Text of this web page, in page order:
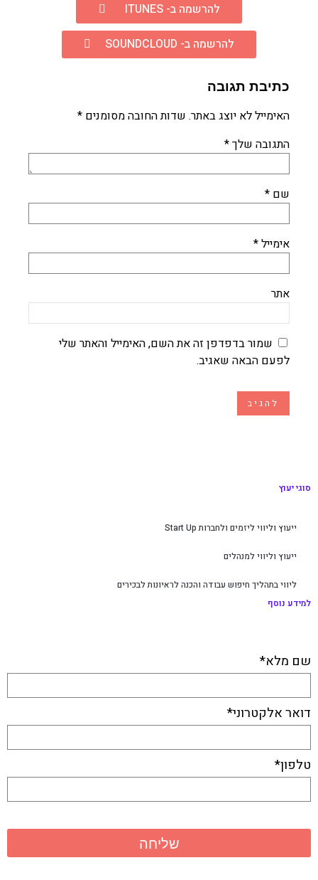
להרשמה ב- ITUNES
להרשמה ב- SOUNDCLOUD
כתיבת תגובה
האימייל לא יוצג באתר. שדות החובה מסומנים *
התגובה שלך*
שם *
אימייל*
אתר
שמור בדפדפן זה את השם, האימייל והאתר שלי
לפעם הבאה שאגיב.
סוגי יעוץ
ייעוץ וליווי ליזמים ולחברות Start Up
ייעוץ וליווי למנהלים
ליווי בתהליך חיפוש עבודה והכנה לראיונות לבכירים
למידע נוסף
שם מלא*
דואר אלקטרוני*
טלפון*